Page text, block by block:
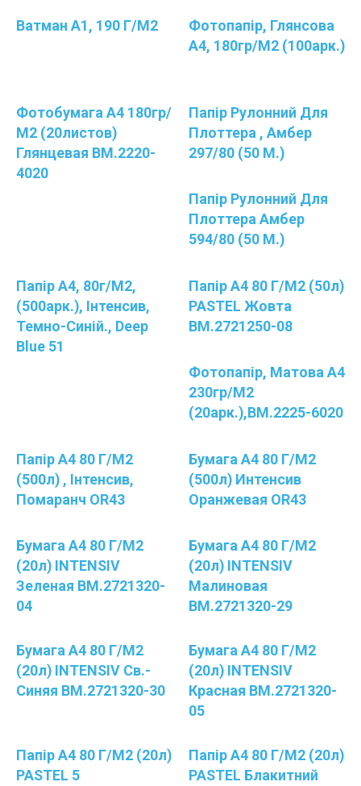
Ватман А1, 190 Г/м2
Фотопапір, Глянсова
А4, 180гр/м2 (100арк.)
Фотобумага А4 180гр/
М2 (20листов)
Глянцевая BM.2220-
4020
Папір Рулонний Для
Плоттера , Амбер
297/80 (50 М.)
Папір Рулонний Для
Плоттера Амбер
594/80 (50 М.)
Папір A4, 80г/м2,
(500арк.), Інтенсив,
Темно-Синій., Deep
Blue 51
Папір А4 80 Г/м2 (50л)
PASTEL Жовта
BM.2721250-08
Фотопапір, Матова А4
230гр/м2
(20арк.),BM.2225-6020
Папір А4 80 Г/м2
(500л) , Інтенсив,
Помаранч OR43
Бумага А4 80 Г/м2
(500л) Интенсив
Оранжевая OR43
Бумага А4 80 Г/м2
(20л) INTENSIV
Зеленая BM.2721320-
04
Бумага А4 80 Г/м2
(20л) INTENSIV
Малиновая
BM.2721320-29
Бумага А4 80 Г/м2
(20л) INTENSIV Св.-
Синяя BM.2721320-30
Бумага А4 80 Г/м2
(20л) INTENSIV
Красная BM.2721320-
05
Папір А4 80 Г/м2 (20л)
PASTEL 5
Папір А4 80 Г/м2 (20л)
PASTEL Блакитний